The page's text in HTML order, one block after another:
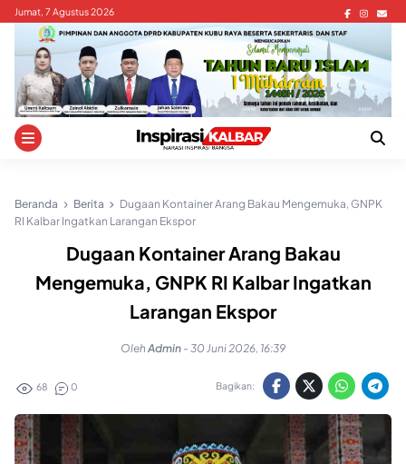
Skip
content
Jumat, 7 Agustus 2026
Beranda Berita
Dugaan Kontainer Arang Bakau Mengemuka, GNPK
RI Kalbar Ingatkan Larangan Ekspor
Dugaan Kontainer Arang Bakau
Mengemuka, GNPK RI Kalbar Ingatkan
Larangan Ekspor
OlehAdmin - 30 Juni 2026, 16:39
68 0 Bagikan: